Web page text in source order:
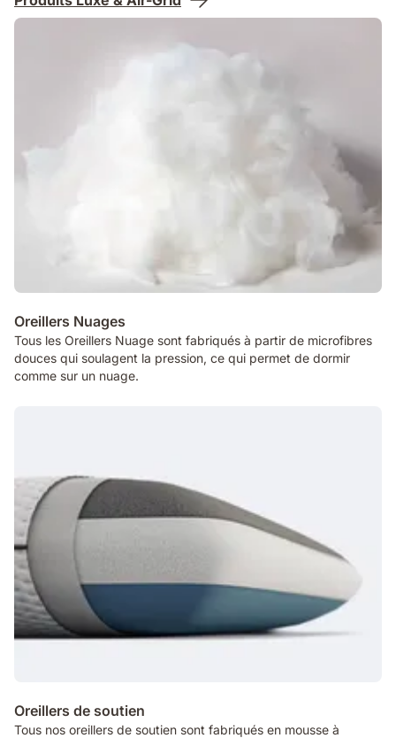
Oreillers Nuages
Tous les Oreillers Nuage sont fabriqués à partir de microfibres
douces qui soulagent la pression, ce qui permet de dormir
comme sur un nuage.
Oreillers de soutien
Tous nos oreillers de soutien sont fabriqués en mousse à